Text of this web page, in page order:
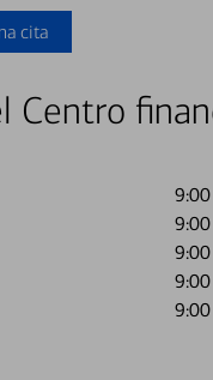
cita
Centro